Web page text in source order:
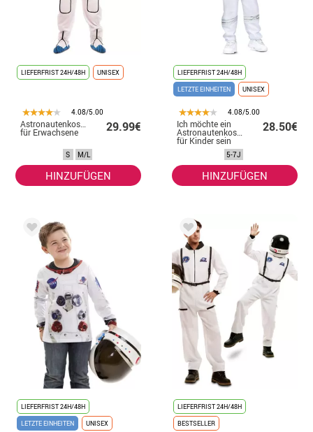
LIEFERFRIST 24H/48H UNISEX
4.08/5.00
Astronautenkostüm
für Erwachsene 29.99€
S M/L
HINZUFÜGEN
LIEFERFRIST 24H/48H
LETZTE EINHEITEN
UNISEX
4.08/5.00
Ich möchte ein
Astronautenkostüm
für Kinder sein
28.50€
5-7J
HINZUFÜGEN
LIEFERFRIST 24H/48H
LETZTE EINHEITEN
UNISEX
LIEFERFRIST 24H/48H
BESTSELLER